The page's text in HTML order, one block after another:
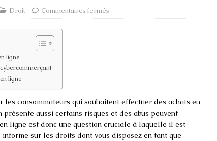
Droit Commentaires fermés
ligne
ligne
consommateurs qui souhaitent effectuer des achats en
aussi certains risques et des abus peuvent
ligne est donc une question cruciale à laquelle il est
sur les droits dont vous disposez en tant que